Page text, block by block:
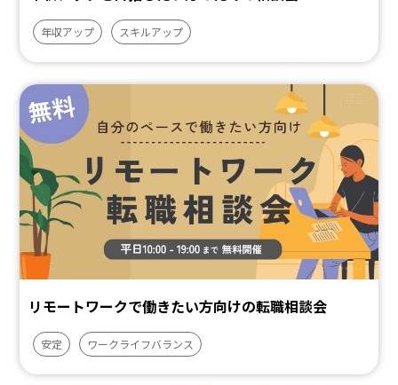
年収アップ スキルアップ
リモートワークで働きたい方向けの転職相談会
安定 ワークライフバランス